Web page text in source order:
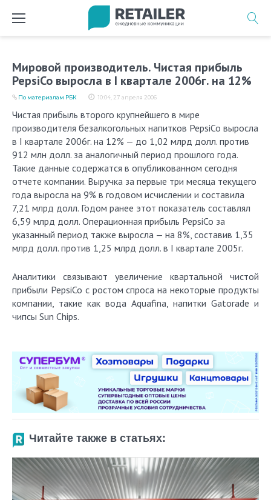
Мировой производитель. Чистая прибыль
PepsiCo выросла в I квартале 2006г. на 12%
10:04, 27 апреля 2006
По материалам РБК
Чистая прибыль второго крупнейшего в мире
производителя безалкогольных напитков PepsiCo выросла
в I квартале 2006г. на 12% — до 1,02 млрд долл. против
912 млн долл. за аналогичный период прошлого года.
Такие данные содержатся в опубликованном сегодня
отчете компании. Выручка за первые три месяца текущего
года выросла на 9% в годовом исчислении и составила
7,21 млрд долл. Годом ранее этот показатель составлял
6,59 млрд долл. Операционная прибыль PepsiCo за
указанный период также выросла — на 8%, составив 1,35
млрд долл. против 1,25 млрд долл. в I квартале 2005г.
Аналитики связывают увеличение квартальной чистой
прибыли PepsiCo с ростом спроса на некоторые продукты
компании, такие как вода Aquafina, напитки Gatorade и
чипсы Sun Chips.
Читайте также в статьях: